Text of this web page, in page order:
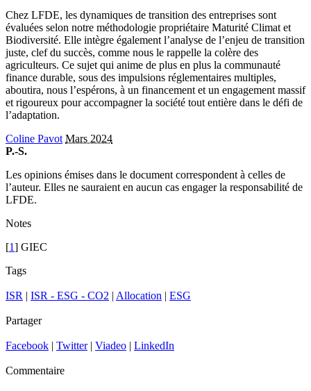
Chez LFDE, les dynamiques de transition des entreprises sont
évaluées selon notre méthodologie propriétaire Maturité Climat et
Biodiversité. Elle intègre également l’analyse de l’enjeu de transition
juste, clef du succès, comme nous le rappelle la colère des
agriculteurs. Ce sujet qui anime de plus en plus la communauté
finance durable, sous des impulsions réglementaires multiples,
aboutira, nous l’espérons, à un financement et un engagement massif
et rigoureux pour accompagner la société tout entière dans le défi de
l’adaptation.
Coline Pavot Mars 2024
P.-S.
Les opinions émises dans le document correspondent à celles de
l’auteur. Elles ne sauraient en aucun cas engager la responsabilité de
LFDE.
Notes
[1] GIEC
Tags
ISR | ISR - ESG - CO2 | Allocation | ESG
Partager
Facebook | Twitter| Viadeo | LinkedIn
Commentaire